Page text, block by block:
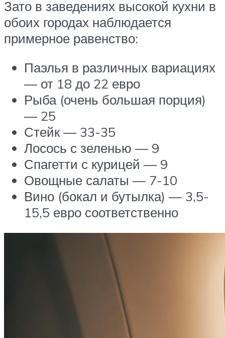
Зато в заведениях высокой кухни в
обоих городах наблюдается
примерное равенство:
Паэлья в различных вариациях
— от 18 до 22 евро
Рыба (очень большая порция)
— 25
Стейк — 33-35
Лосось с зеленью — 9
Спагетти с курицей — 9
Овощные салаты — 7-10
Вино (бокал и бутылка) — 3,5-
15,5 евро соответственно